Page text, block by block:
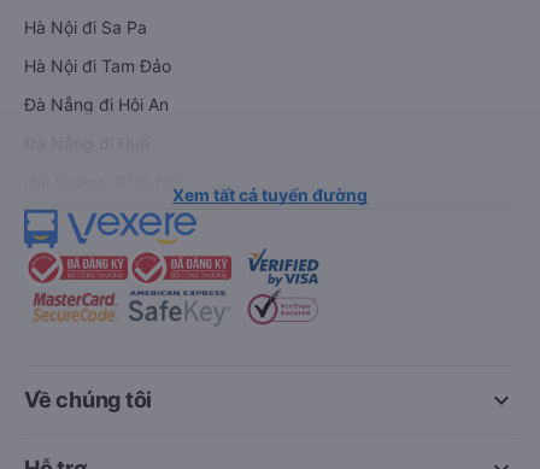
Hà Nội đi Sa Pa
Hà Nội đi Tam Đảo
Đà Nẵng đi Hội An
Xem tất cả tuyến đường
keyboard_arrow_down
Về chúng tôi